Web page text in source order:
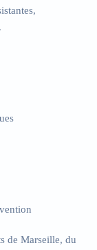
de Marseille, du